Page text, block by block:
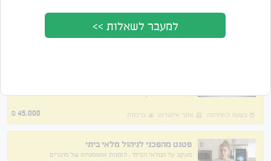
עם כ־23,500 עוקבות אמיתיות. מחזור מצטבר כ־188K ₪
בשעה האחרונה
אתר אינטרנט צרכנות 45,000
₪
פטנט מהפכני לניהול מלאי ביתי
מעקב על המלאי הביתי , הזמנות אוטומטיות של מוצרים
למעבר לשאלות >>